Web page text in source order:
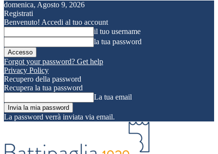
domenica, Agosto 9, 2026
Registrati
Benvenuto! Accedi al tuo account
il tuo username
la tua password
Forgot your password? Get help
Privacy Policy
Recupero della password
Recupera la tua password
La tua email
La password verrà inviata via email.